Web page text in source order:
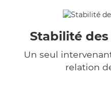
Stabilité
Un seul
relation